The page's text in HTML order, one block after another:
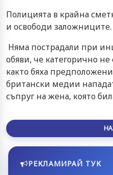
Полицията в крайна
и освободи заложниците.
Няма пострадали при
обяви, че категорично
както бяха
британски медии
съпруг на жена, която
РЕКЛАМИРАЙ ТУК